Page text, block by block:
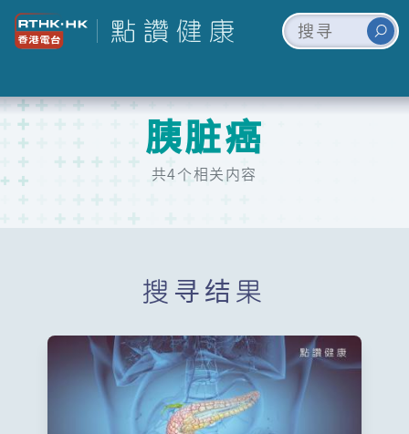
胰脏癌
共4个相关内容
搜寻结果